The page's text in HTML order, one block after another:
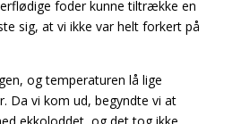
foder kunne tiltrække en
sig, at vi ikke var helt forkert på
og temperaturen lå lige
Da vi kom ud, begyndte vi at
ekkoloddet, og det tog ikke